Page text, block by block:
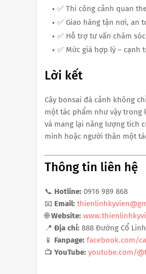
✅ Thi công cảnh quan
✅ Giao hàng tận nơi, an
✅ Hỗ trợ tư vấn chăm
✅ Mức giá hợp lý – cạnh
Lời kết
Cây bonsai đá cảnh không
một tác phẩm như vậy trong
và mang lại năng lượng tích
mình hoặc người thân một
Thông tin liên hệ
📞 Hotline: 0916 989 868
📧 Email:
🌐Website:
📍 Địa chỉ: 888 Đường Cổ
📱 Fanpage: facebook.com/
📺 YouTube: youtube.com/